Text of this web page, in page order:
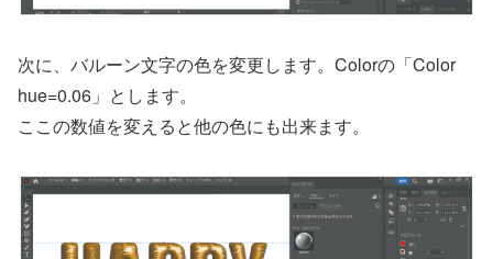
次に、バルーン文字の色を変更します。Colorの「Color
hue=0.06」とします。
ここの数値を変えると他の色にも出来ます。